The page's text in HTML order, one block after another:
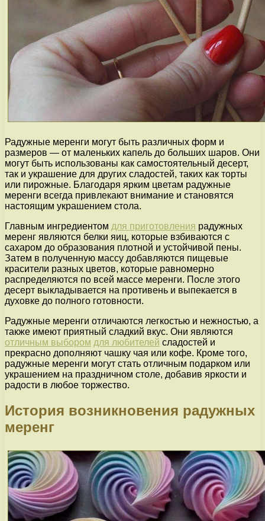
Радужные меренги могут быть различных форм и
размеров — от маленьких капель до больших шаров. Они
могут быть использованы как самостоятельный десерт,
так и украшение для других сладостей, таких как торты
или пирожные. Благодаря ярким цветам радужные
меренги всегда привлекают внимание и становятся
настоящим украшением стола.
Главным ингредиентом для приготовления радужных
меренг являются белки яиц, которые взбиваются с
сахаром до образования плотной и устойчивой пены.
Затем в полученную массу добавляются пищевые
красители разных цветов, которые равномерно
распределяются по всей массе меренги. После этого
десерт выкладывается на противень и выпекается в
духовке до полного готовности.
Радужные меренги отличаются легкостью и нежностью, а
также имеют приятный сладкий вкус. Они являются
отличным выбором для любителей сладостей и
прекрасно дополняют чашку чая или кофе. Кроме того,
радужные меренги могут стать отличным подарком или
украшением на праздничном столе, добавив яркости и
радости в любое торжество.
История возникновения радужных
меренг